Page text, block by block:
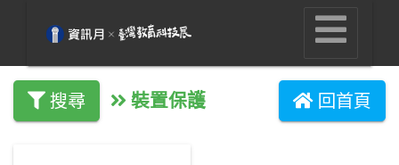
搜尋 裝置保護 回首頁